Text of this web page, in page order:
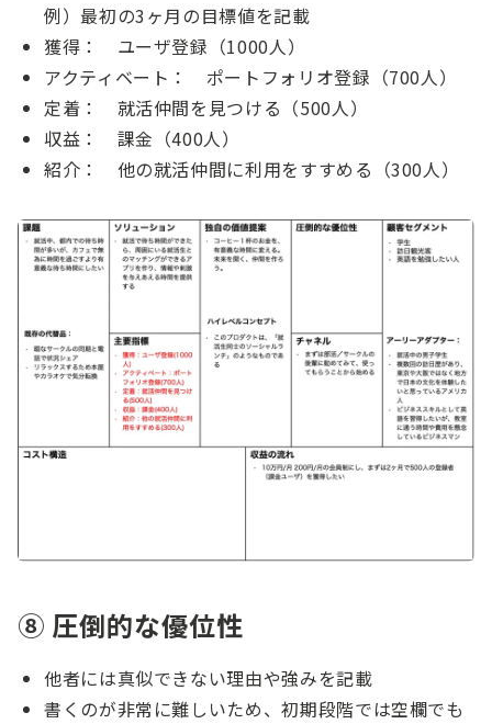
例）最初の3ヶ月の目標値を記載
獲得： ユーザ登録（1000人）
アクティベート： ポートフォリオ登録（700人）
定着： 就活仲間を見つける（500人）
収益： 課金（400人）
紹介： 他の就活仲間に利用をすすめる（300人）
⑧ 圧倒的な優位性
他者には真似できない理由や強みを記載
書くのが非常に難しいため、初期段階では空欄でも